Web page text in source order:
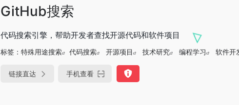
GitHub搜索
代码搜索引擎，帮助开发者查找开源代码和软件项目
标签： 特殊用途搜索 代码搜索 开源项目 技术研究 编程学习 软件开
链接直达 手机查看